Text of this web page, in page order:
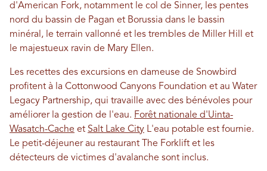
d'American Fork, notamment le col de Sinner, les pentes
nord du bassin de Pagan et Borussia dans le bassin
minéral, le terrain vallonné et les trembles de Miller Hill et
le majestueux ravin de Mary Ellen.
Les recettes des excursions en dameuse de Snowbird
profitent à la Cottonwood Canyons Foundation et au Water
Legacy Partnership, qui travaille avec des bénévoles pour
améliorer la gestion de l'eau. Forêt nationale d'Uinta-
Wasatch-Cache et Salt Lake City L'eau potable est fournie.
Le petit-déjeuner au restaurant The Forklift et les
détecteurs de victimes d'avalanche sont inclus.